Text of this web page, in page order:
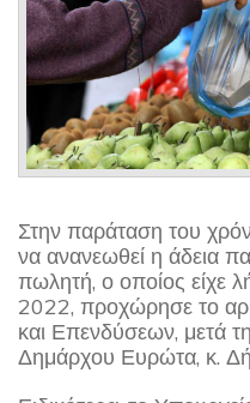
Στην παράταση του
να ανανεωθεί η άδεια
πωλητή, ο οποίος είχε
2022, προχώρησε το
και Επενδύσεων, μετά
Δημάρχου Ευρώτα, κ.